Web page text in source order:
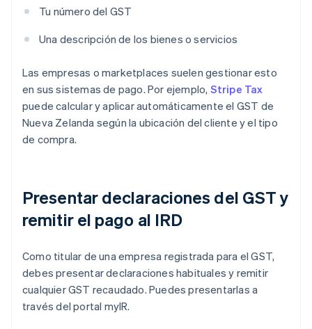
Tu número del GST
Una descripción de los bienes o servicios
Las empresas o marketplaces suelen gestionar esto
en sus sistemas de pago. Por ejemplo, Stripe Tax
puede calcular y aplicar automáticamente el GST de
Nueva Zelanda según la ubicación del cliente y el tipo
de compra.
Presentar declaraciones del GST y
remitir el pago al IRD
Como titular de una empresa registrada para el GST,
debes presentar declaraciones habituales y remitir
cualquier GST recaudado. Puedes presentarlas a
través del portal myIR.